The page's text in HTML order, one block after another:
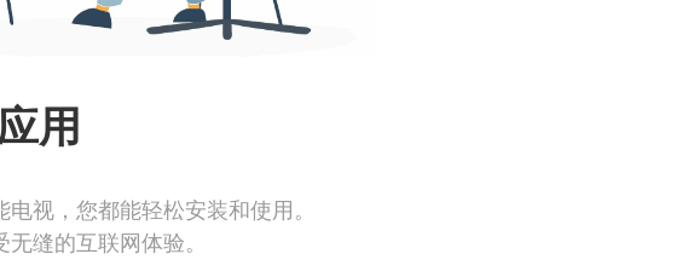
用
视，您都能轻松安装和使用。
缝的互联网体验。